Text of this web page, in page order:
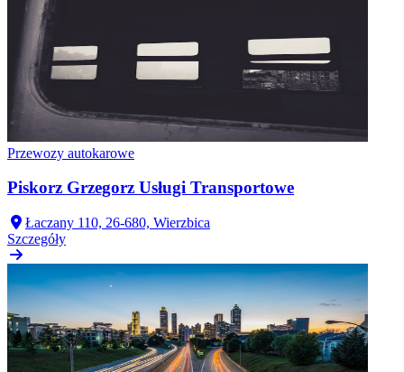
Przewozy autokarowe
Piskorz Grzegorz Usługi Transportowe
Łaczany 110, 26-680, Wierzbica
Szczegóły